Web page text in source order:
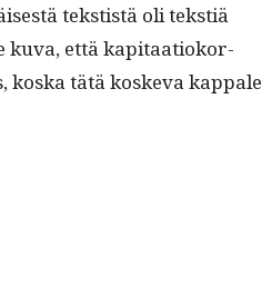
tek­stistä oli tek­stiä
kuva, että kap­i­taa­tioko­r­
kos­ka tätä koske­va kap­pale